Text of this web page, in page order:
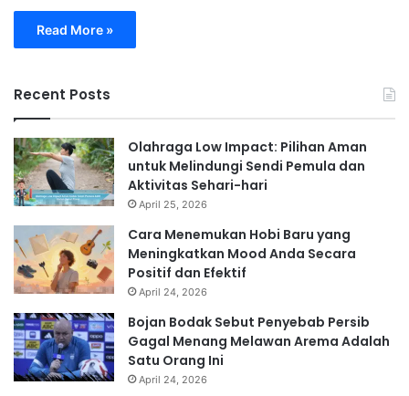
Read More »
Recent Posts
Olahraga Low Impact: Pilihan Aman
untuk Melindungi Sendi Pemula dan
Aktivitas Sehari-hari
April 25, 2026
Cara Menemukan Hobi Baru yang
Meningkatkan Mood Anda Secara
Positif dan Efektif
April 24, 2026
Bojan Bodak Sebut Penyebab Persib
Gagal Menang Melawan Arema Adalah
Satu Orang Ini
April 24, 2026